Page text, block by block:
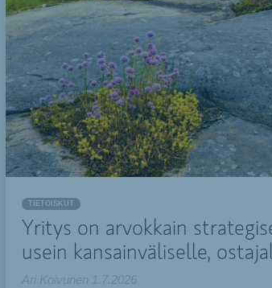
TIETOISKUT
Yritys on arvokkain
usein kansainväliselle,
Ari Koivunen 1.7.2026